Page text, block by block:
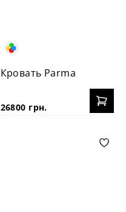
Кровать Parma
26800 грн.